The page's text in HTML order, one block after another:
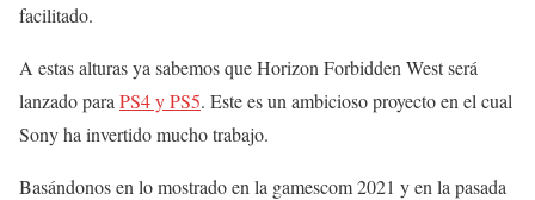
facilitado.
A estas alturas ya sabemos que Horizon Forbidden West será
lanzado para PS4 y PS5. Este es un ambicioso proyecto en el cual
Sony ha invertido mucho trabajo.
Basándonos en lo mostrado en la gamescom 2021 y en la pasada